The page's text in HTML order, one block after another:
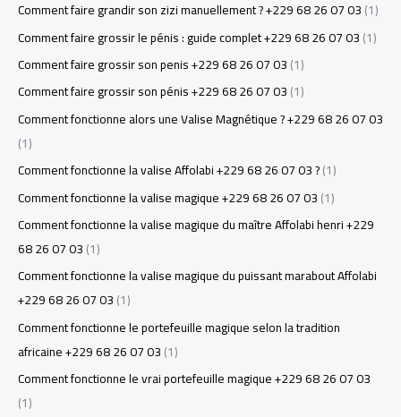
Comment faire grandir son zizi manuellement ? +229 68 26 07 03(1)
Comment faire grossir le pénis : guide complet +229 68 26 07 03(1)
Comment faire grossir son penis +229 68 26 07 03(1)
Comment faire grossir son pénis +229 68 26 07 03(1)
Comment fonctionne alors une Valise Magnétique ? +229 68 26 07 03
(1)
Comment fonctionne la valise Affolabi +229 68 26 07 03 ?(1)
Comment fonctionne la valise magique +229 68 26 07 03(1)
Comment fonctionne la valise magique du maître Affolabi henri +229
68 26 07 03(1)
Comment fonctionne la valise magique du puissant marabout Affolabi
+229 68 26 07 03(1)
Comment fonctionne le portefeuille magique selon la tradition
africaine +229 68 26 07 03(1)
Comment fonctionne le vrai portefeuille magique +229 68 26 07 03
(1)